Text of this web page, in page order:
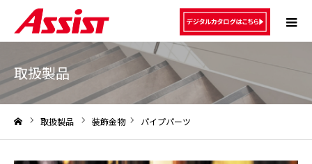
取扱製品
取扱製品 装飾金物 パイプパーツ